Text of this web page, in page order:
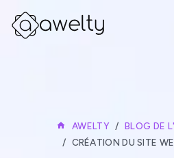
AWELTY BLOG DE
CRÉATION DU SITE